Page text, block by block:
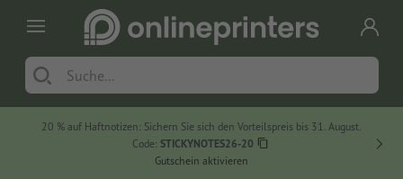
20 % auf Haftnotizen: Sichern Sie sich den Vorteilspreis bis 31. August.
Code: STICKYNOTES26-20
Gutschein aktivieren